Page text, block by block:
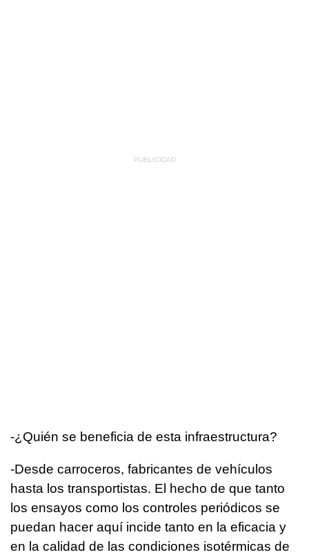
­-¿Quién se beneficia de esta infraestructura?
­-Desde carroceros, fabricantes de vehículos
hasta los transportistas. El hecho de que tanto
los ensayos como los controles periódicos se
puedan hacer aquí incide tanto en la eficacia y
en la calidad de las condiciones isotérmicas de